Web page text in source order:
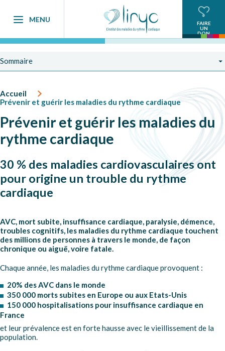
MENU
FAIRE
UN
DON
Sommaire
Accueil
Prévenir et guérir les maladies du rythme cardiaque
Prévenir et guérir les maladies du
rythme cardiaque
30 % des maladies cardiovasculaires ont
pour origine un trouble du rythme
cardiaque
AVC, mort subite, insuffisance cardiaque, paralysie, démence,
troubles cognitifs, les maladies du rythme cardiaque touchent
des millions de personnes à travers le monde, de façon
chronique ou aiguë, voire fatale.
Chaque année, les maladies du rythme cardiaque provoquent :
20% des AVC dans le monde
350 000 morts subites en Europe ou aux Etats-Unis
150 000 hospitalisations pour insuffisance cardiaque en
France
et leur prévalence est en forte hausse avec le vieillissement de la
population.